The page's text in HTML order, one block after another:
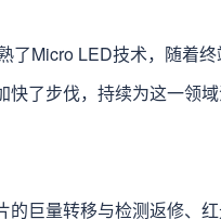
Micro LED技术，随着
了步伐，持续为这一领
巨量转移与检测返修、